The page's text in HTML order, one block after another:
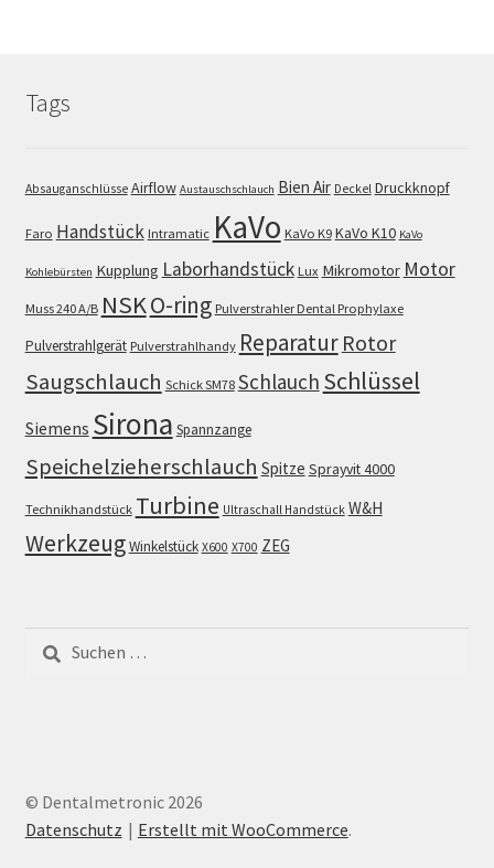
Tags
Absauganschlüsse Airflow Austauschschlauch Bien Air Deckel Druckknopf
Faro Handstück Intramatic KaVo KaVo K9 KaVo K10 KaVo
Kohlebürsten Kupplung Laborhandstück Lux Mikromotor Motor
Muss 240 A/B NSKO-ring Pulverstrahler Dental Prophylaxe
Pulverstrahlgerät Pulverstrahlhandy Reparatur Rotor
Saugschlauch Schick SM78 Schlauch Schlüssel
Siemens Sirona Spannzange
Speichelzieherschlauch Spitze Sprayvit 4000
Technikhandstück Turbine Ultraschall Handstück W&H
WerkzeugWinkelstück X600 X700 ZEG
Suchen
nach:
© Dentalmetronic 2026
Datenschutz
Erstellt mit WooCommerce.